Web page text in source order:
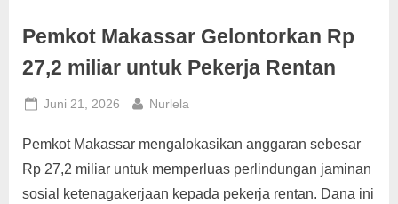
Pemkot Makassar Gelontorkan Rp
27,2 miliar untuk Pekerja Rentan
Posted
Juni 21, 2026 By
Nurlela
Pemkot Makassar mengalokasikan anggaran sebesar
Rp 27,2 miliar untuk memperluas perlindungan jaminan
sosial ketenagakerjaan kepada pekerja rentan. Dana ini